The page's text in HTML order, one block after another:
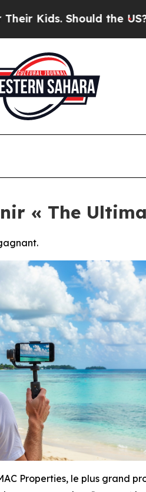
Should the US?The
« The
Properties, le plus grand